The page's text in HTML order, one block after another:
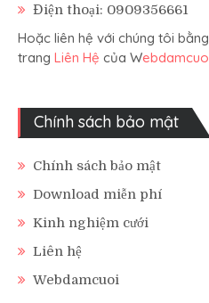
Điện thoại: 0909356661
Hoặc liên hệ với chúng tôi
trang Liên Hệ của W
Chính sách bảo mật
Chính sách bảo mật
Download miễn phí
Kinh nghiệm cưới
Liên hệ
Webdamcuoi